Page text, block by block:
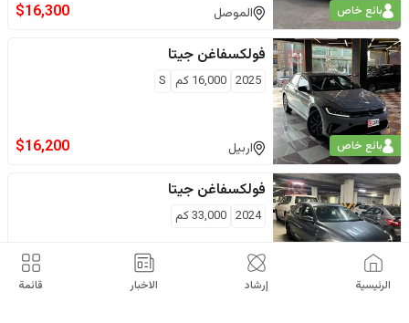
الرئيسية إرشاد الاخبار قائمة
بائع خاص الموصل $16,300
بائع خاص
فولكسفاغن جيتا
2025
16,000 كم S
اربيل $16,200
بائع خاص
فولكسفاغن جيتا
2024
33,000كم
اربيل $16,000